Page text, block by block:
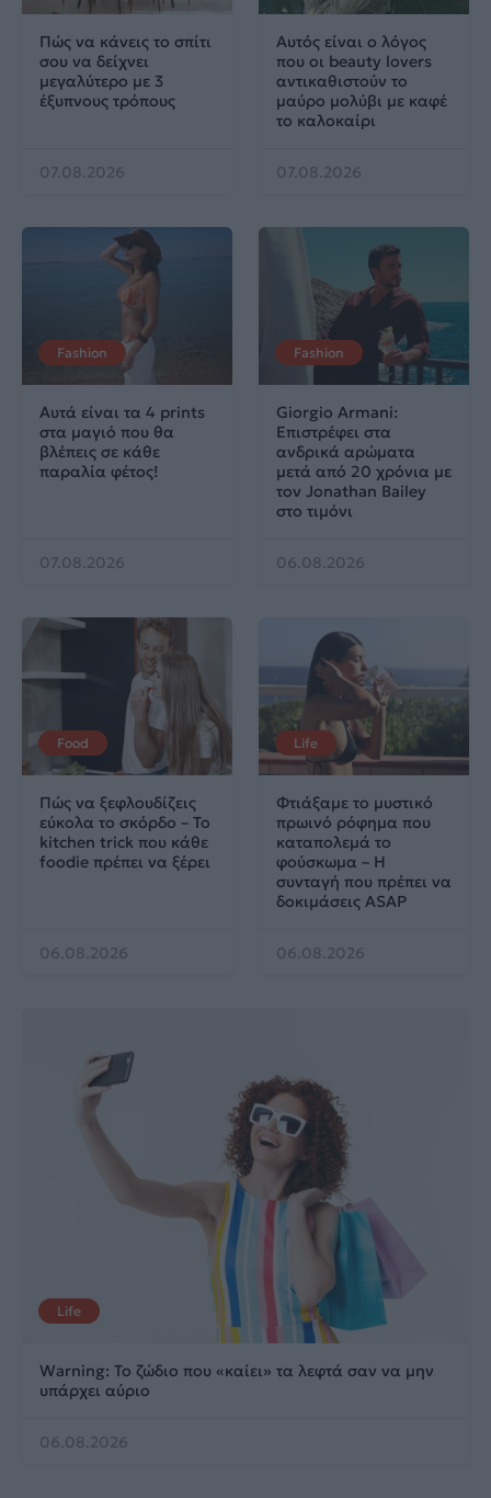
Πώς να κάνεις το σπίτι
σου να δείχνει
μεγαλύτερο με 3
έξυπνους τρόπους
07.08.2026
Αυτός είναι ο λόγος
που οι beauty lovers
αντικαθιστούν το
μαύρο μολύβι με καφέ
το καλοκαίρι
07.08.2026
Fashion
Αυτά είναι τα 4 prints
στα μαγιό που θα
βλέπεις σε κάθε
παραλία φέτος!
07.08.2026
Fashion
Giorgio Armani:
Επιστρέφει στα
ανδρικά αρώματα
μετά από 20 χρόνια με
τον Jonathan Bailey
στο τιμόνι
06.08.2026
Food
Πώς να ξεφλουδίζεις
εύκολα το σκόρδο – Το
kitchen trick που κάθε
foodie πρέπει να ξέρει
06.08.2026
Life
Φτιάξαμε το μυστικό
πρωινό ρόφημα που
καταπολεμά το
φούσκωμα – Η
συνταγή που πρέπει να
δοκιμάσεις ASAP
06.08.2026
Life
Warning: Το ζώδιο που «καίει» τα λεφτά σαν να μην
υπάρχει αύριο
06.08.2026